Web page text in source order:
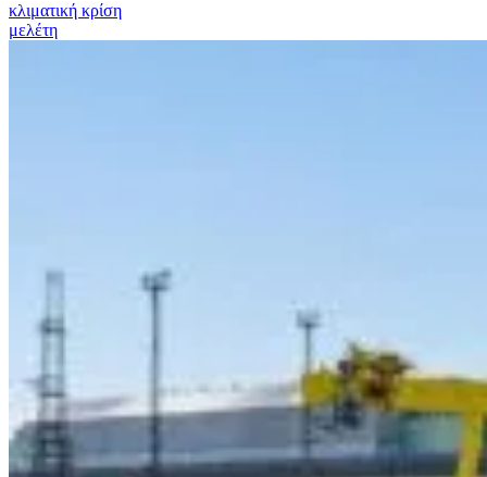
κλιματική κρίση
μελέτη